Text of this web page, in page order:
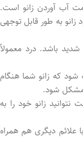
آب آوردن زانو است.
به طور قابل توجهی
باشد. درد معمولاً
که زانو شما هنگام
مشکل شود.
زانو خود را به
علائم دیگری هم همراه